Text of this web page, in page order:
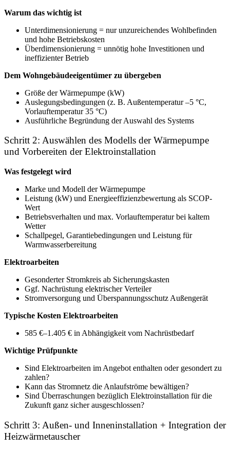
Warum das wichtig ist
Unterdimensionierung = nur unzureichendes Wohlbefinden
und hohe Betriebskosten
Überdimensionierung = unnötig hohe Investitionen und
ineffizienter Betrieb
Dem Wohngebäudeeigentümer zu übergeben
Größe der Wärmepumpe (kW)
Auslegungsbedingungen (z. B. Außentemperatur –5 °C,
Vorlauftemperatur 35 °C)
Ausführliche Begründung der Auswahl des Systems
Schritt 2: Auswählen des Modells der Wärmepumpe
und Vorbereiten der Elektroinstallation
Was festgelegt wird
Marke und Modell der Wärmepumpe
Leistung (kW) und Energieeffizienzbewertung als SCOP-
Wert
Betriebsverhalten und max. Vorlauftemperatur bei kaltem
Wetter
Schallpegel, Garantiebedingungen und Leistung für
Warmwasserbereitung
Elektroarbeiten
Gesonderter Stromkreis ab Sicherungskasten
Ggf. Nachrüstung elektrischer Verteiler
Stromversorgung und Überspannungsschutz Außengerät
Typische Kosten Elektroarbeiten
585 €–1.405 € in Abhängigkeit vom Nachrüstbedarf
Wichtige Prüfpunkte
Sind Elektroarbeiten im Angebot enthalten oder gesondert zu
zahlen?
Kann das Stromnetz die Anlaufströme bewältigen?
Sind Überraschungen bezüglich Elektroinstallation für die
Zukunft ganz sicher ausgeschlossen?
Schritt 3: Außen- und Inneninstallation + Integration der
Heizwärmetauscher